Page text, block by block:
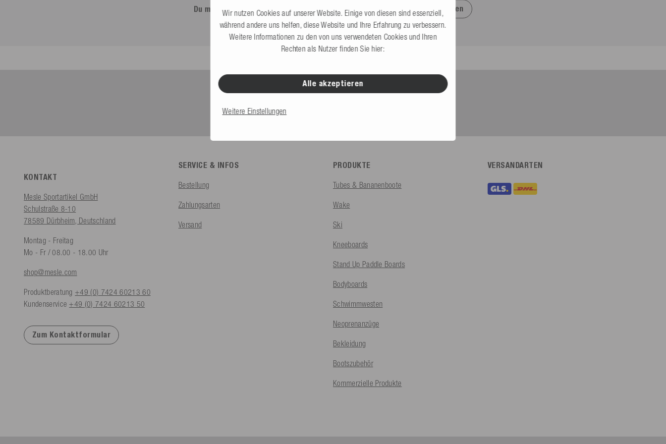
Du möchtest ein Konto bei uns erstellen? Jetzt B2B Zugang anfragen
KONTAKT
Mesle Sportartikel GmbH
Schulstraße 8-10
78589 Dürbheim, Deutschland
Montag - Freitag
Mo - Fr / 08.00 - 18.00 Uhr
shop@mesle.com
Produktberatung +49 (0) 7424 60213 60
Kundenservice +49 (0) 7424 60213 50
Zum Kontaktformular
SERVICE & INFOS
Bestellung
Zahlungsarten
Versand
PRODUKTE
Tubes & Bananenboote
Wake
Ski
Kneeboards
Stand Up Paddle Boards
Bodyboards
Schwimmwesten
Neoprenanzüge
Bekleidung
Bootszubehör
Kommerzielle Produkte
VERSANDARTEN
Wir nutzen Cookies auf unserer Website. Einige von diesen sind essenziell,
während andere uns helfen, diese Website und Ihre Erfahrung zu verbessern.
Weitere Informationen zu den von uns verwendeten Cookies und Ihren
Rechten als Nutzer finden Sie hier:
Alle akzeptieren
Weitere Einstellungen